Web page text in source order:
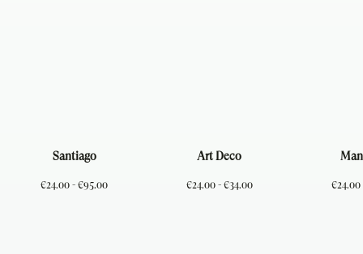
Santiago
€24.00 - €95.00
Art Deco
€24.00 - €34.00 €24.00